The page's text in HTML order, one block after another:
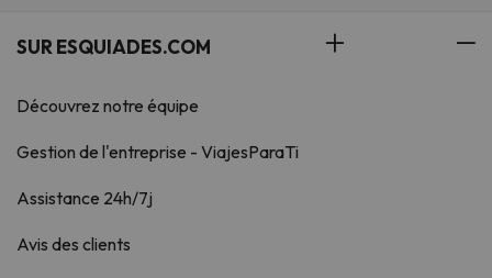
SUR ESQUIADES.COM
Découvrez notre équipe
Gestion de l'entreprise - ViajesParaTi
Assistance 24h/7j
Avis des clients